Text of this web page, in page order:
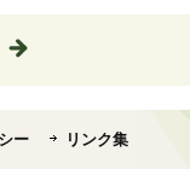
ー リンク集